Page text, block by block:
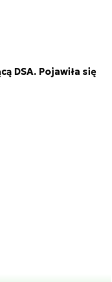
DSA. Pojawiła się